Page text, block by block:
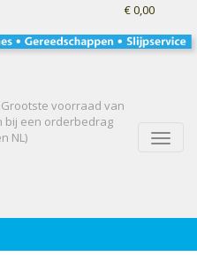
voorraad van
bij een orderbedrag
NL)
€ 0,00
Toggle